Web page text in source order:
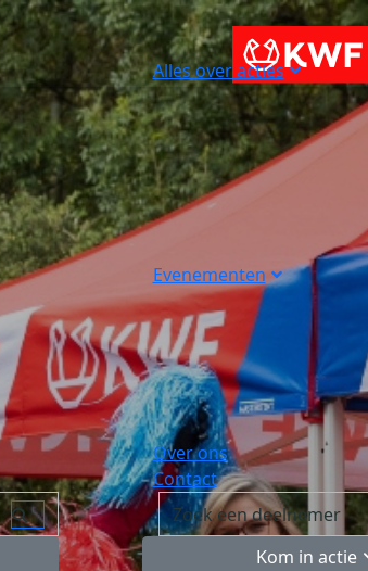
Alles over acties
Evenementen
Over ons
Contact
Kom in actie